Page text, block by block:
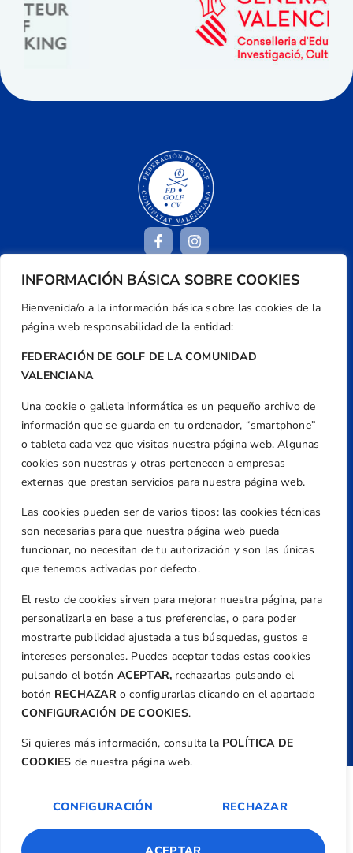
INFORMACIÓN BÁSICA SOBRE COOKIES
Bienvenida/o a la información básica sobre las cookies de la
página web responsabilidad de la entidad:
FEDERACIÓN DE GOLF DE LA COMUNIDAD
VALENCIANA
Una cookie o galleta informática es un pequeño archivo de
información que se guarda en tu ordenador, “smartphone”
o tableta cada vez que visitas nuestra página web. Algunas
cookies son nuestras y otras pertenecen a empresas
externas que prestan servicios para nuestra página web.
Las cookies pueden ser de varios tipos: las cookies técnicas
son necesarias para que nuestra página web pueda
funcionar, no necesitan de tu autorización y son las únicas
que tenemos activadas por defecto.
El resto de cookies sirven para mejorar nuestra página, para
personalizarla en base a tus preferencias, o para poder
mostrarte publicidad ajustada a tus búsquedas, gustos e
intereses personales. Puedes aceptar todas estas cookies
pulsando el botón ACEPTAR, rechazarlas pulsando el
botón RECHAZARo configurarlas clicando en el apartado
CONFIGURACIÓN DE COOKIES.
Si quieres más información, consulta la POLÍTICA DE
COOKIES de nuestra página web.
CONFIGURACIÓN RECHAZAR
Dirección
Centre de L´Esport, Carrer d'Isaac Peral i
Valencia
+34 961 367 799
Email
federacion@golfcv.com
Aviso Legal
Política de Privacidad
Transparencia
Normativa
Revista
Copyright ©Federación de Golf de la
Comunitat Valenciana| Diseño: